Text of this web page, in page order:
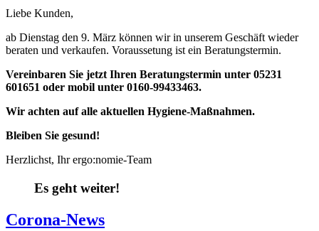
Liebe Kunden,
ab Dienstag den 9. März können wir in unserem Geschäft wieder
beraten und verkaufen. Voraussetung ist ein Beratungstermin.
Vereinbaren Sie jetzt Ihren Beratungstermin unter 05231
601651 oder mobil unter 0160-99433463.
Wir achten auf alle aktuellen Hygiene-Maßnahmen.
Bleiben Sie gesund!
Herzlichst, Ihr ergo:nomie-Team
Es geht weiter!
Corona-News